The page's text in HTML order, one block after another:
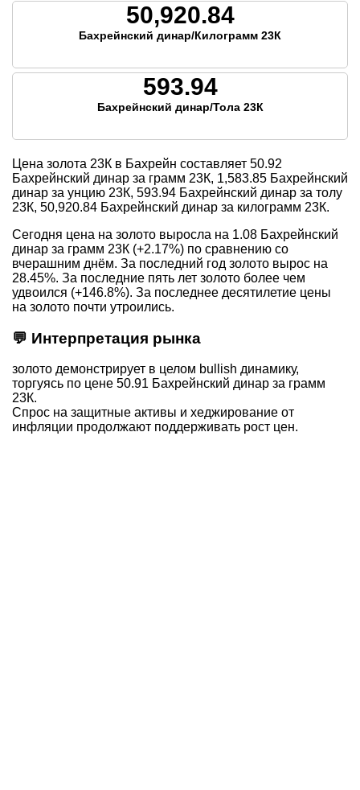
50,920.84
Бахрейнский динар/Килограмм 23К
593.94
Бахрейнский динар/Тола 23К
Цена золота 23К в Бахрейн составляет 50.92
Бахрейнский динар за грамм 23К, 1,583.85 Бахрейнский
динар за унцию 23К, 593.94 Бахрейнский динар за толу
23К, 50,920.84 Бахрейнский динар за килограмм 23К.
Сегодня цена на золото выросла на 1.08 Бахрейнский
динар за грамм 23К (+2.17%) по сравнению со
вчерашним днём. За последний год золото вырос на
28.45%. За последние пять лет золото более чем
удвоился (+146.8%). За последнее десятилетие цены
на золото почти утроились.
💬 Интерпретация рынка
золото демонстрирует в целом bullish динамику,
торгуясь по цене 50.91 Бахрейнский динар за грамм
23К.
Спрос на защитные активы и хеджирование от
инфляции продолжают поддерживать рост цен.